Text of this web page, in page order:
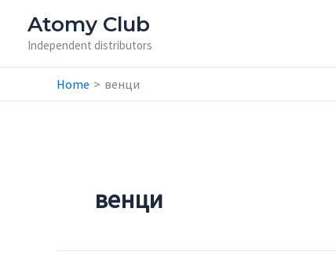
content
Atomy Club
Independent distributors
Home венци
венци